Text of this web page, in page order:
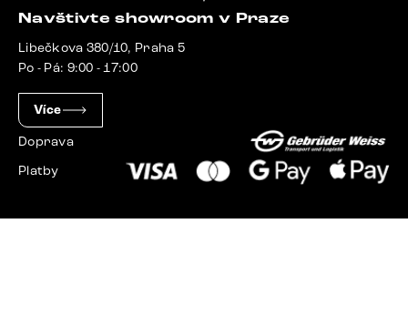
Navštivte showroom v Praze
Libečkova 380/10, Praha 5
Po - Pá: 9:00 - 17:00
Více
Doprava
Platby